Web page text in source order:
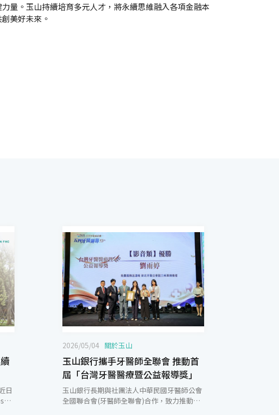
量。玉山持續培育多元人才，將永續思維融入各項金融本
美好未來。
日
2026/05/04 關於玉山
玉山銀行攜手牙醫師全聯會 推動首
屆「台灣牙醫醫療暨公益報導獎」
玉山銀行長期與社團法人中華民國牙醫師公會
全國聯合會(牙醫師全聯會)合作，致力推動各